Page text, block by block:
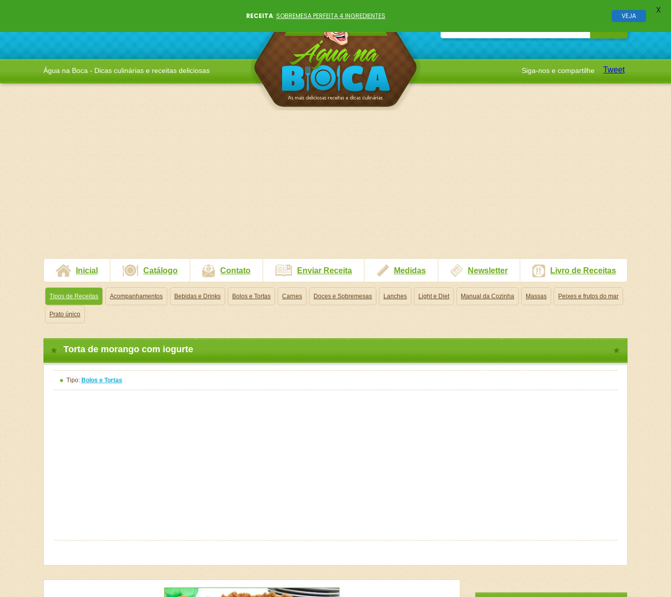
Água na Boca - Dicas culinárias e receitas deliciosas Siga-nos e compartilhe Tweet
Inicial Catálogo Contato Enviar Receita Medidas Newsletter Livro de Receitas
Tipos de Receitas Acompanhamentos Bebidas e Drinks Bolos e Tortas Carnes Doces e Sobremesas Lanches Light e Diet Manual da Cozinha Massas Peixes e frutos do mar
Prato único
Torta de morango com iogurte
Tipo: Bolos e Tortas
RECEITA: SOBREMESA PERFEITA 4 INGREDIENTES VEJA
X